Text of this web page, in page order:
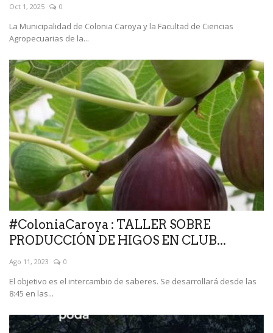
Oct 1, 2025 0
La Municipalidad de Colonia Caroya y la Facultad de Ciencias
Agropecuarias de la...
#ColoniaCaroya : TALLER SOBRE
PRODUCCIÓN DE HIGOS EN CLUB...
Ago 11, 2023 0
El objetivo es el intercambio de saberes. Se desarrollará desde las
8:45 en las...